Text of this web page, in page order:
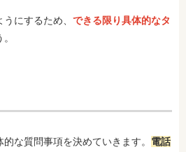
にするため、 できる限り具体的なタ
な質問事項を決めていきます。 電話